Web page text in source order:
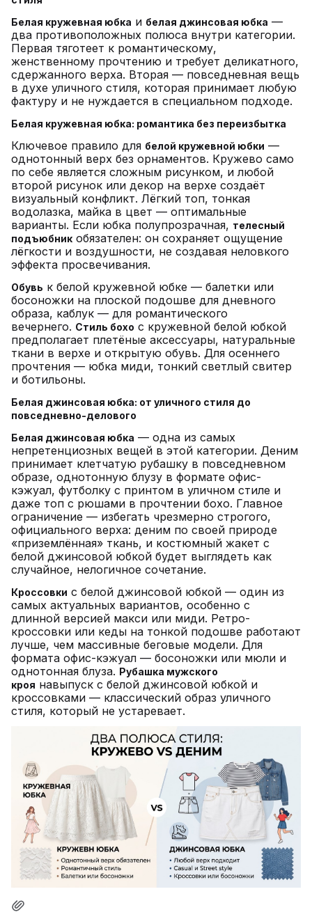
Белая кружевная юбка и белая джинсовая юбка —
два противоположных полюса внутри категории.
Первая тяготеет к романтическому,
женственному прочтению и требует деликатного,
сдержанного верха. Вторая — повседневная вещь
в духе уличного стиля, которая принимает любую
фактуру и не нуждается в специальном подходе.
Белая кружевная юбка: романтика без переизбытка
Ключевое правило для белой кружевной юбки —
однотонный верх без орнаментов. Кружево само
по себе является сложным рисунком, и любой
второй рисунок или декор на верхе создаёт
визуальный конфликт. Лёгкий топ, тонкая
водолазка, майка в цвет — оптимальные
варианты. Если юбка полупрозрачная, телесный
подъюбник обязателен: он сохраняет ощущение
лёгкости и воздушности, не создавая неловкого
эффекта просвечивания.
Обувь к белой кружевной юбке — балетки или
босоножки на плоской подошве для дневного
образа, каблук — для романтического
вечернего. Стиль бохо с кружевной белой юбкой
предполагает плетёные аксессуары, натуральные
ткани в верхе и открытую обувь. Для осеннего
прочтения — юбка миди, тонкий светлый свитер
и ботильоны.
Белая джинсовая юбка: от уличного стиля до
повседневно-делового
Белая джинсовая юбка — одна из самых
непретенциозных вещей в этой категории. Деним
принимает клетчатую рубашку в повседневном
образе, однотонную блузу в формате офис-
кэжуал, футболку с принтом в уличном стиле и
даже топ с рюшами в прочтении бохо. Главное
ограничение — избегать чрезмерно строгого,
официального верха: деним по своей природе
«приземлённая» ткань, и костюмный жакет с
белой джинсовой юбкой будет выглядеть как
случайное, нелогичное сочетание.
Кроссовки с белой джинсовой юбкой — один из
самых актуальных вариантов, особенно с
длинной версией макси или миди. Ретро-
кроссовки или кеды на тонкой подошве работают
лучше, чем массивные беговые модели. Для
формата офис-кэжуал — босоножки или мюли и
однотонная блуза. Рубашка мужского
кроя навыпуск с белой джинсовой юбкой и
кроссовками — классический образ уличного
стиля, который не устаревает.